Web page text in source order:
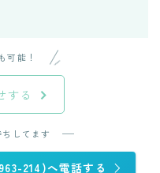
可能！
する
してます
214)へ電話する